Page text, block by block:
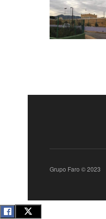
Grupo Faro © 2023